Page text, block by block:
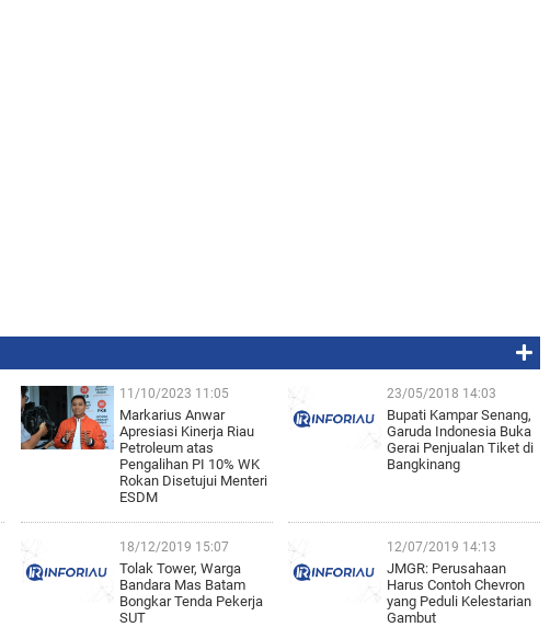
11/10/2023 11:05
Markarius Anwar
Apresiasi Kinerja Riau
Petroleum atas
Pengalihan PI 10% WK
Rokan Disetujui Menteri
ESDM
23/05/2018 14:03
Bupati Kampar Senang,
Garuda Indonesia Buka
Gerai Penjualan Tiket di
Bangkinang
18/12/2019 15:07
Tolak Tower, Warga
Bandara Mas Batam
Bongkar Tenda Pekerja
SUT
12/07/2019 14:13
JMGR: Perusahaan
Harus Contoh Chevron
yang Peduli Kelestarian
Gambut